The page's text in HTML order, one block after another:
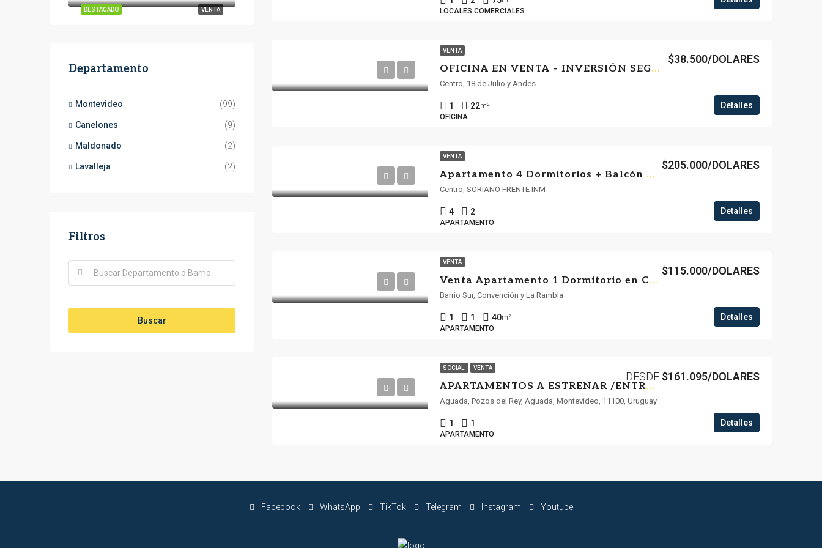
LOCALES COMERCIALES
VENTA
OFICINA EN VENTA – INVERSIÓN SEGURA CON RENTA ACTIVA
$38.500/DOLARES
Centro, 18 de Julio y Andes
1 22m²
OFICINA
Detalles
VENTA
Apartamento 4 Dormitorios + Balcón + Parrillero + Azotea común – Sin Gastos Comunes – Centro – Frente a IMM/124 METROS CONSTRUIDOS + 10 TERRAZA + 3 BALCON
$205.000/DOLARES
Centro, SORIANO FRENTE INM
4 2
APARTAMENTO
Detalles
VENTA
Venta Apartamento 1 Dormitorio en Cooperativa – A pasos de La Rambla Barrio Sur
$115.000/DOLARES
Barrio Sur, Convención y La Rambla
1 1 40m²
APARTAMENTO
Detalles
SOCIAL VENTA
APARTAMENTOS A ESTRENAR /ENTREGA INMEDIATA /LEY DE VIVIENDA PROMOVIDA
DESDE $161.095/DOLARES
Aguada, Pozos del Rey, Aguada, Montevideo, 11100, Uruguay
1 1
APARTAMENTO
Detalles
VENTA
DESTACADO
Departamento
Montevideo (99)
Canelones (9)
Maldonado (2)
Lavalleja (2)
Filtros
Buscar
Facebook WhatsApp TikTok Telegram Instagram Youtube